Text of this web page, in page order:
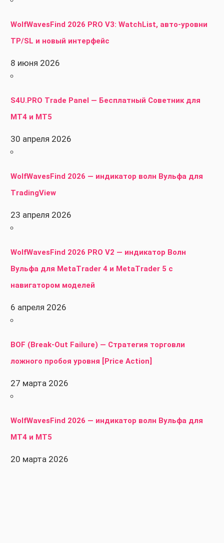
WolfWavesFind 2026 PRO V3: WatchList, авто-уровни
TP/SL и новый интерфейс
8 июня 2026
S4U.PRO Trade Panel — Бесплатный Советник для
MT4 и MT5
30 апреля 2026
WolfWavesFind 2026 — индикатор волн Вульфа для
TradingView
23 апреля 2026
WolfWavesFind 2026 PRO V2 — индикатор Волн
Вульфа для MetaTrader 4 и MetaTrader 5 с
навигатором моделей
6 апреля 2026
BOF (Break-Out Failure) — Стратегия торговли
ложного пробоя уровня [Price Action]
27 марта 2026
WolfWavesFind 2026 — индикатор волн Вульфа для
MT4 и MT5
20 марта 2026